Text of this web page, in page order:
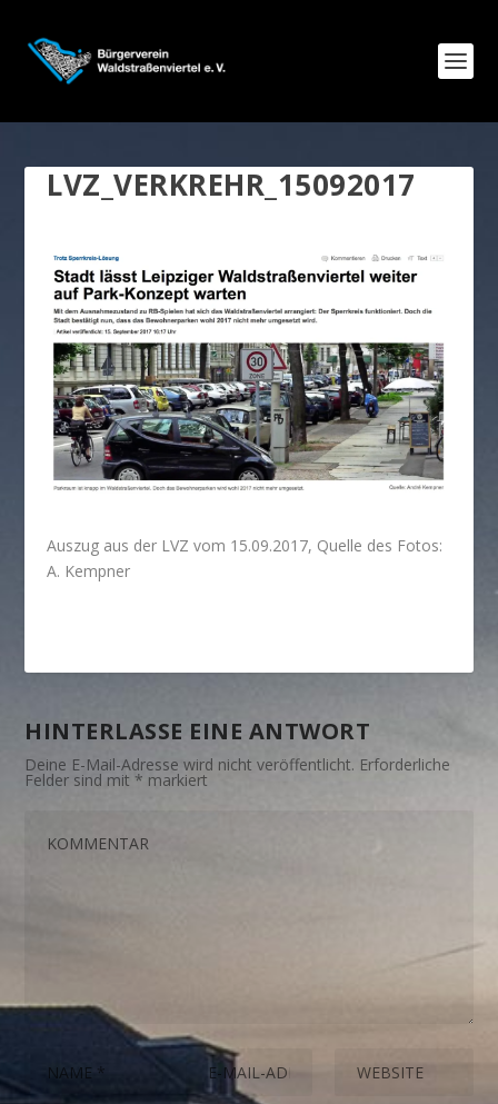
LVZ_VERKREHR_15092017
Auszug aus der LVZ vom 15.09.2017, Quelle des Fotos:
A. Kempner
HINTERLASSE EINE ANTWORT
Deine E-Mail-Adresse wird nicht veröffentlicht. Erforderliche
Felder sind mit* markiert